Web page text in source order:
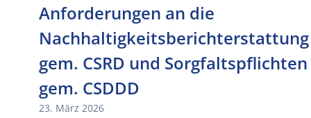
Anforderungen an die
Nachhaltigkeitsberichterstattung
gem. CSRD und Sorgfaltspflichten
gem. CSDDD
23. März 2026